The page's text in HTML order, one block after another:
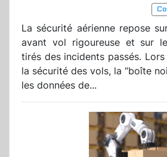
La sécurité aérienne repose
avant vol rigoureuse et sur
tirés des incidents passés.
la sécurité des vols, la “boîte
les données de...